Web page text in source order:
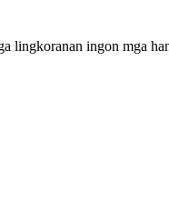
lingkoranan ingon mga